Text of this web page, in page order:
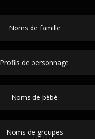
Noms de famille
Profils de personnage
Noms de bébé
Noms de groupes